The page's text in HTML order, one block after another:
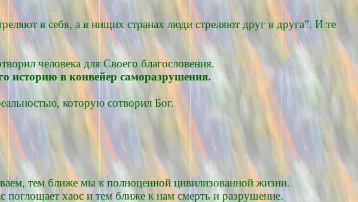
в себя, а в нищих странах люди стреляют друг в друга”. И те
человека для Своего благословения.
историю в конвейер саморазрушения.
которую сотворил Бог.
тем ближе мы к полноценной цивилизованной жизни.
хаос и тем ближе к нам смерть и разрушение.